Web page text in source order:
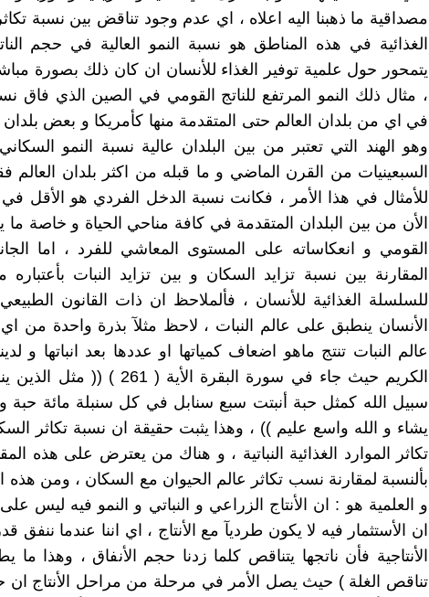
مصداقية ما ذهبنا اليه اعلاه ، اي عدم وجود تناقض بين نسبة
الغذائية في هذه المناطق هو نسبة النمو العالية في حجم
يتمحور حول علمية توفير الغذاء للأنسان ان كان ذلك بصورة
، مثال ذلك النمو المرتفع للناتج القومي في الصين الذي فاق
في اي من بلدان العالم حتى المتقدمة منها كأمريكا و بعض بلدان
وهو الهند التي تعتبر من بين البلدان عالية نسبة النمو
السبعينيات من القرن الماضي و ما قبله من اكثر بلدان العالم
للأمثال في هذا الأمر ، فكانت نسبة الدخل الفردي هو الأقل في
الأن من بين البلدان المتقدمة في كافة مناحي الحياة و خاصة
القومي و انعكاساته على المستوى المعاشي للفرد ، اما
المقارنة بين نسبة تزايد السكان و بين تزايد النبات
للسلسلة الغذائية للأنسان ، فألملاحظ ان ذات القانون
الأنسان ينطبق على عالم النبات ، لاحظ مثلآ بذرة واحدة
عالم النبات تنتج ماهو اضعاف كمياتها او عددها بعد انباتها و
الكريم حيث جاء في سورة البقرة
سبيل الله كمثل حبة أنبتت سبع سنابل في كل سنبلة مائة حبة
يشاء و الله واسع عليم )) ، وهذا يثبت حقيقة ان نسبة تكاثر
تكاثر الموارد الغذائية النباتية ، و هناك من يعترض على هذه
بألنسبة لمقارنة نسب تكاثر عالم الحيوان مع السكان ، ومن هذه
و العلمية هو : ان الأنتاج الزراعي و النباتي و النمو فيه ليس
ان الأستثمار فيه لا يكون طرديآ مع الأنتاج ، اي اننا عندما
الأنتاجية فأن ناتجها يتناقص كلما زدنا حجم الأنفاق ، وهذا ما
تناقص الغلة ) حيث يصل الأمر في مرحلة من مراحل الأنتاج ان